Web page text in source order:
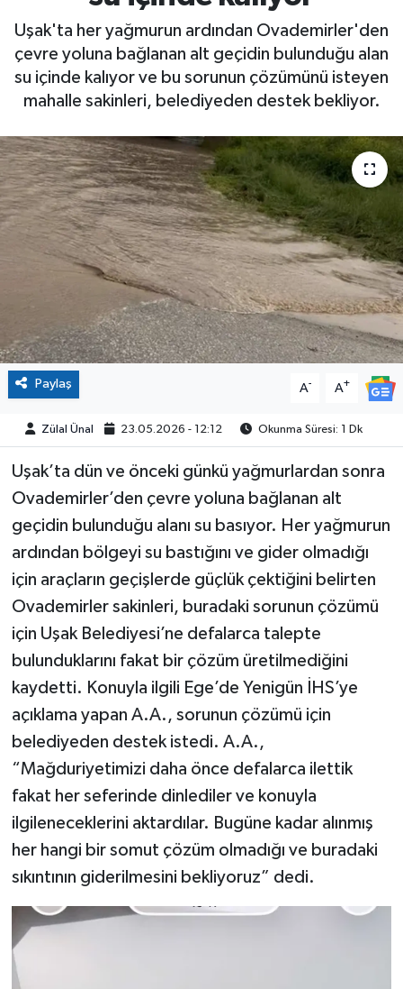
Uşak'ta her yağmurun ardından Ovademirler'den
çevre yoluna bağlanan alt geçidin bulunduğu alan
su içinde kalıyor ve bu sorunun çözümünü isteyen
mahalle sakinleri, belediyeden destek bekliyor.
Paylaş A- A+
Zülal Ünal 23.05.2026 - 12:12 Okunma Süresi: 1 Dk
Uşak’ta dün ve önceki günkü yağmurlardan sonra
Ovademirler’den çevre yoluna bağlanan alt
geçidin bulunduğu alanı su basıyor. Her yağmurun
ardından bölgeyi su bastığını ve gider olmadığı
için araçların geçişlerde güçlük çektiğini belirten
Ovademirler sakinleri, buradaki sorunun çözümü
için Uşak Belediyesi’ne defalarca talepte
bulunduklarını fakat bir çözüm üretilmediğini
kaydetti. Konuyla ilgili Ege’de Yenigün İHS’ye
açıklama yapan A.A., sorunun çözümü için
belediyeden destek istedi. A.A.,
“Mağduriyetimizi daha önce defalarca ilettik
fakat her seferinde dinlediler ve konuyla
ilgileneceklerini aktardılar. Bugüne kadar alınmış
her hangi bir somut çözüm olmadığı ve buradaki
sıkıntının giderilmesini bekliyoruz” dedi.